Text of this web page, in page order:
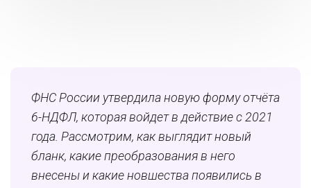
ФНС России утвердила новую форму отчёта
6-НДФЛ, которая войдет в действие с 2021
года. Рассмотрим, как выглядит новый
бланк, какие преобразования в него
внесены и какие новшества появились в